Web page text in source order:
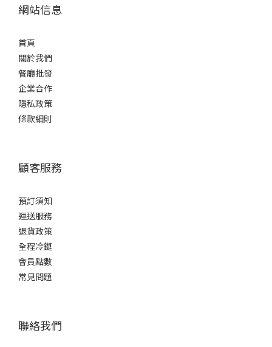
網站信息
首頁
關於我們
餐廳批發
企業合作
隱私政策
條款細則
顧客服務
預訂須知
運送服務
退貨政策
全程冷鏈
會員點數
常見問題
聯絡我們